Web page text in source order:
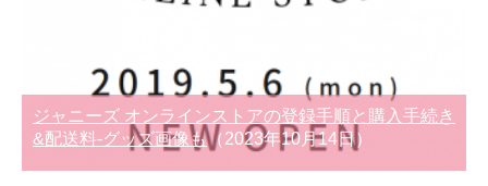
ジャニーズ オンラインストアの登録手順と購入手続き
&配送料-グッズ画像も（2023年10月14日）